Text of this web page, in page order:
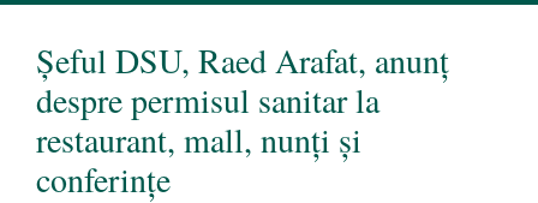
Șeful DSU, Raed Arafat, anunţ
despre permisul sanitar la
restaurant, mall, nunți și
conferințe